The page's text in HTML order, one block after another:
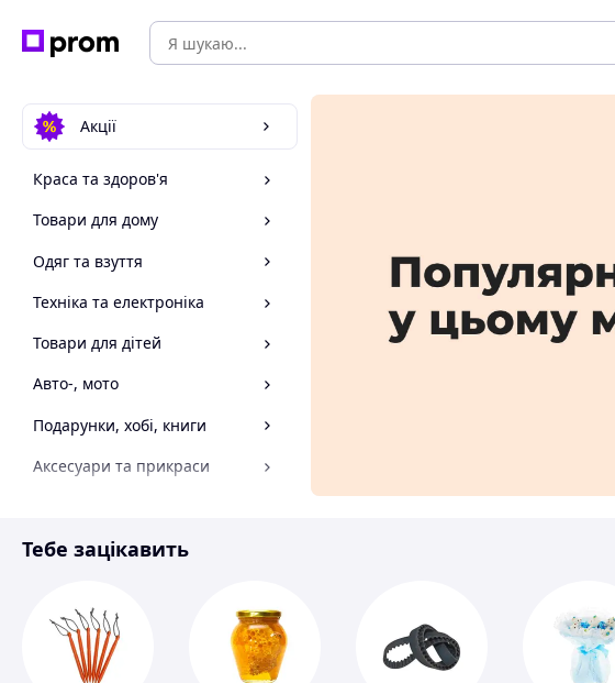
Акції
Краса та здоров'я
Товари для дому
Одяг та взуття
Техніка та електроніка
Товари для дітей
Авто-, мото
Подарунки, хобі, книги
Аксесуари та прикраси
Спорт і відпочинок
Тебе зацікавить